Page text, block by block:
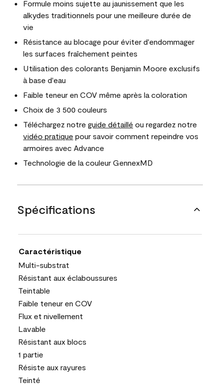
Formule moins sujette au jaunissement que les
alkydes traditionnels pour une meilleure durée de
vie
Résistance au blocage pour éviter d'endommager
les surfaces fraîchement peintes
Utilisation des colorants Benjamin Moore exclusifs
à base d'eau
Faible teneur en COV même après la coloration
Choix de 3 500 couleurs
Téléchargez notre guide détaillé ou regardez notre
vidéo pratique pour savoir comment repeindre vos
armoires avec Advance
Technologie de la couleur GennexMD
Spécifications
Caractéristique
Multi-substrat
Résistant aux éclaboussures
Teintable
Faible teneur en COV
Flux et nivellement
Lavable
Résistant aux blocs
1 partie
Résiste aux rayures
Teinté